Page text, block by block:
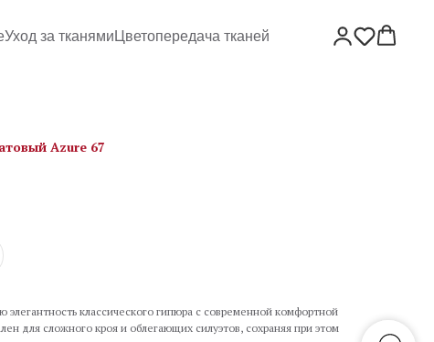
Уход за тканями Цветопередача тканей
Azure 67
элегантность классического гипюра с современной комфортной
для сложного кроя и облегающих силуэтов, сохраняя при этом